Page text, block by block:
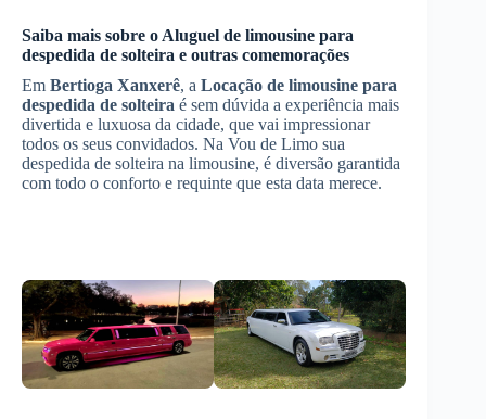
Saiba mais sobre o Aluguel de limousine para
despedida de solteira e outras comemorações
Em Bertioga Xanxerê, a Locação de limousine para
despedida de solteira é sem dúvida a experiência mais
divertida e luxuosa da cidade, que vai impressionar
todos os seus convidados. Na Vou de Limo sua
despedida de solteira na limousine, é diversão garantida
com todo o conforto e requinte que esta data merece.